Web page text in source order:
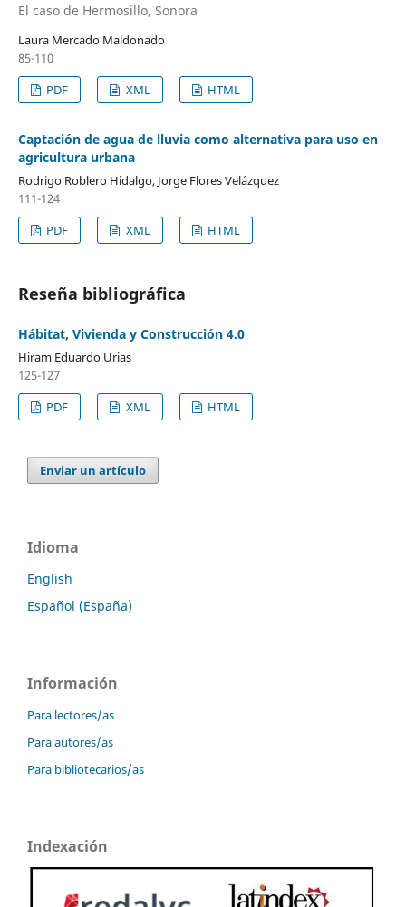
El caso de Hermosillo, Sonora
Laura Mercado Maldonado
85-110
PDF
XML HTML
Captación de agua de lluvia como alternativa para uso en
agricultura urbana
Rodrigo Roblero Hidalgo, Jorge Flores Velázquez
111-124
PDF
XML HTML
Reseña bibliográfica
Hábitat, Vivienda y Construcción 4.0
Hiram Eduardo Urias
125-127
PDF
XML HTML
Enviar un artículo
Idioma
English
Español (España)
Información
Para lectores/as
Para autores/as
Para bibliotecarios/as
Indexación